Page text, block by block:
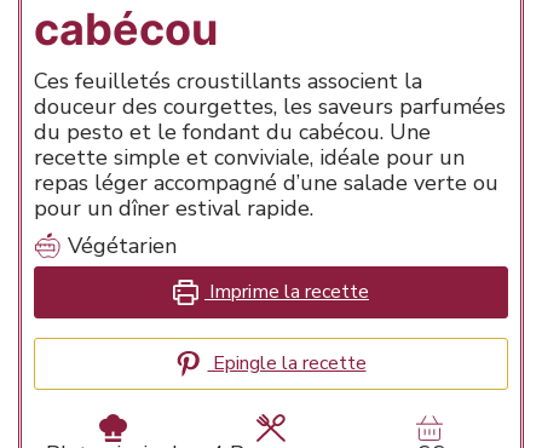
cabécou
Ces feuilletés croustillants associent la
douceur des courgettes, les saveurs parfumées
du pesto et le fondant du cabécou. Une
recette simple et conviviale, idéale pour un
repas léger accompagné d’une salade verte ou
pour un dîner estival rapide.
Végétarien
Imprime la recette
Epingle la recette